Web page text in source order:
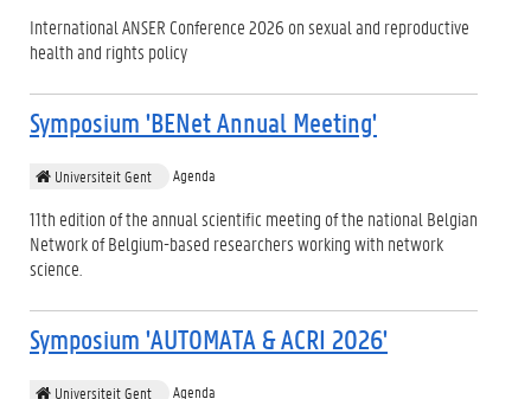
International ANSER Conference 2026 on sexual and reproductive
health and rights policy
Symposium 'BENet Annual Meeting'
Universiteit Gent Agenda
11th edition of the annual scientific meeting of the national Belgian
Network of Belgium-based researchers working with network
science.
Symposium 'AUTOMATA & ACRI 2026'
Universiteit Gent Agenda